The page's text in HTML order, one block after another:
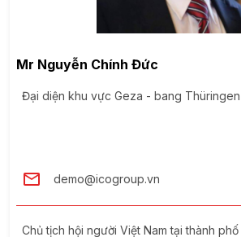
Mr Nguyễn Chính Đức
Đại diện khu vực Geza - bang Thüringen
demo@icogroup.vn
Chủ tịch hội người Việt Nam tại thành phố